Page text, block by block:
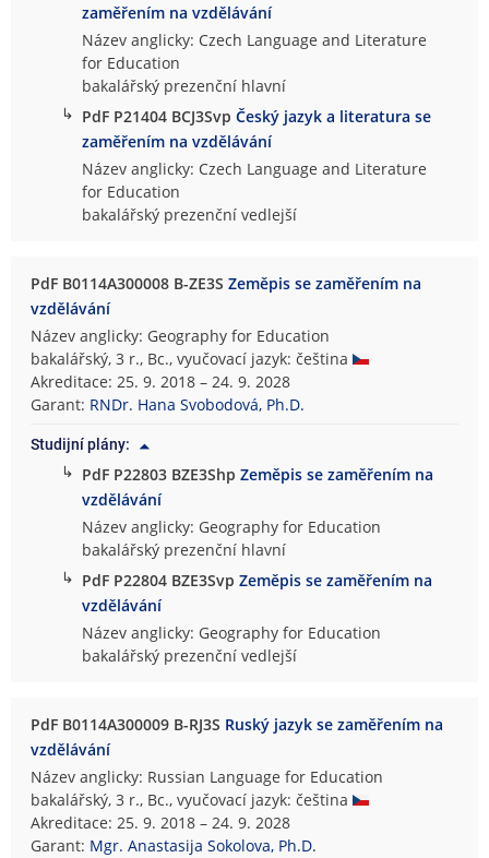
zaměřením na vzdělávání
Název anglicky: Czech Language and Literature
for Education
bakalářský prezenční hlavní
↳ PdF P21404 BCJ3SvpČeský jazyk a literatura se
zaměřením na vzdělávání
Název anglicky: Czech Language and Literature
for Education
bakalářský prezenční vedlejší
PdF B0114A300008 B-ZE3SZeměpis se zaměřením na
vzdělávání
Název anglicky: Geography for Education
bakalářský, 3 r., Bc., vyučovací jazyk: čeština
Akreditace: 25. 9. 2018 – 24. 9. 2028
Garant: RNDr. Hana Svobodová, Ph.D.
Studijní plány:
↳ PdF P22803 BZE3ShpZeměpis se zaměřením na
vzdělávání
Název anglicky: Geography for Education
bakalářský prezenční hlavní
↳ PdF P22804 BZE3SvpZeměpis se zaměřením na
vzdělávání
Název anglicky: Geography for Education
bakalářský prezenční vedlejší
PdF B0114A300009 B-RJ3S Ruský jazyk se zaměřením na
vzdělávání
Název anglicky: Russian Language for Education
bakalářský, 3 r., Bc., vyučovací jazyk: čeština
Akreditace: 25. 9. 2018 – 24. 9. 2028
Garant: Mgr. Anastasija Sokolova, Ph.D.